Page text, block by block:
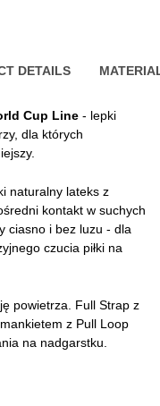
DETAILS
Cup Line - lepki
dla których
naturalny lateks z
kontakt w suchych
ciasno i bez luzu - dla
czucia piłki na
powietrza. Full Strap z
z Pull Loop
na nadgarstku.